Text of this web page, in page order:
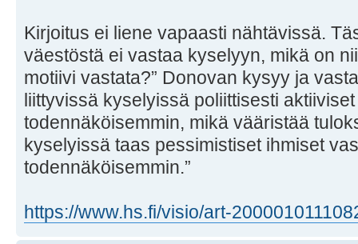
Kirjoitus ei liene vapaasti nähtävissä.
väestöstä ei vastaa kyselyyn, mikä on
motiivi vastata?” Donovan kysyy ja
liittyvissä kyselyissä poliittisesti
todennäköisemmin, mikä vääristää
kyselyissä taas pessimistiset ihmiset
todennäköisemmin.”
https://www.hs.fi/visio/art-